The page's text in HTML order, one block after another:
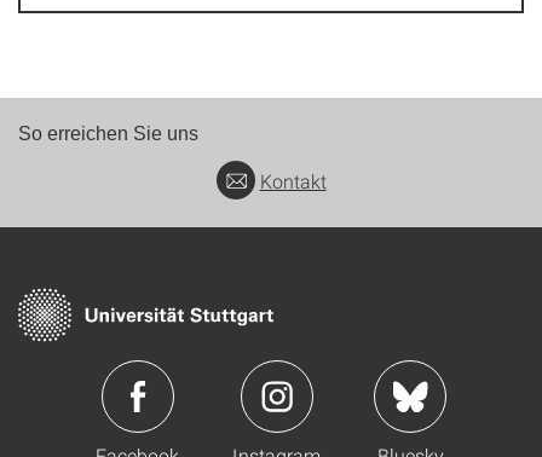
So erreichen Sie uns
Kontakt